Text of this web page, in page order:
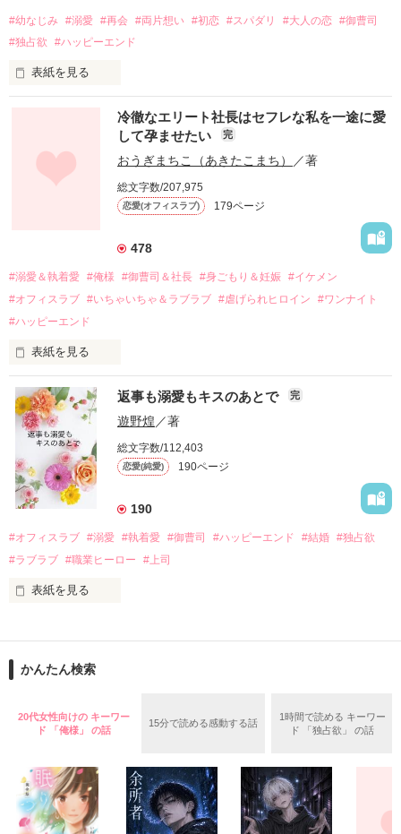
#幼なじみ #溺愛 #再会 #両片想い #初恋 #スパダリ #大人の恋 #御曹司
#独占欲
#ハッピーエンド
表紙を見る
幼なじみの哲平に淡い恋心を抱いていた美桜。
しかし、ある出来事をきっかけに二人の関係は壊れてしまう。
関係修復もできないまま、美桜は両親の離婚によって
引っ越すことになり、哲平とも離れ離れになった。
それから約十二年後。
過去の傷から、二度と会いたくないと思っていた哲平に
運命のような再会を果たす。
酔った勢いで一夜を共にしてしまった。
さらに、美桜が初めてだと知った哲平は
『責任をとる、結婚しよう』と真っ直ぐに告げてきた。
戸惑う美桜とは裏腹に、好きという気持ちを隠すことなく
甘やかしてくる。
そんなある日、哲平は美桜がストーカー被害に
遭っていることを知る。
美桜を守るため、哲平は同居を提案してきて――。
夏木美桜(なつきみお)
鳴海哲平 (なるみてっぺい)
2026.6.5～2026.7.25
＊以前、公開していた話の改稿版です＊
冷徹なエリート社長はセフレな私を一途に愛
して孕ませたい
完
おうぎまちこ（あきたこまち） ／著
総文字数/207,975
恋愛(オフィスラブ) 179ページ
478
#溺愛＆執着愛 #俺様 #御曹司＆社長 #身ごもり＆妊娠 #イケメン
#オフィスラブ #いちゃいちゃ＆ラブラブ #虐げられヒロイン
#ワンナイト
#ハッピーエンド
表紙を見る
おかしな噂を流されて前の職場でうまくいかなかった梅田美
桜は、海外で傷心旅行をしていたところ、日本人美青年と出会
い、酒の勢いもあり一夜限りの関係となる。
帰国後、美桜は新しい職場でワンナイトした美青年と再会。
なんと彼の正体は、とある財閥御曹司にも関わらず、一族を離
れて起業した新進気鋭の実業家、社内でも冷徹だと評判な社長
――御影恭司その人だったのだ――！
なぜか恭司から飼い猫の世話係を命じられた美桜は、猫の世
の関係となってしまい――？
返事も溺愛もキスのあとで 完
遊野煌 ／著
総文字数/112,403
恋愛(純愛) 190ページ
190
#オフィスラブ #溺愛 #執着愛 #御曹司 #ハッピーエンド #結婚 #独占欲
#ラブラブ #職業ヒーロー #上司
表紙を見る
ションの企画戦略室で働いている。
めた、同期で恋人の石垣守（26）がいるのだが、後輩の姫原由
いた。
守と由羅から『便利屋雛子』と馬鹿にされ、一人こっそり泣い
た上、同居まで提案してきて──？
鷹哉『宜しくな、俺の雛子』🦅
雛子『俺の……ひぃ、雛子？！！！』🐥
かんたん検索
20代女性向けの キーワー
ド 「俺様」 の話
15分で読める感動する話
1時間で読める キーワー
ド 「独占欲」 の話